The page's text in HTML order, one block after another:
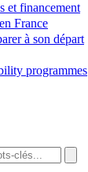
et financement
France
à son départ
programmes